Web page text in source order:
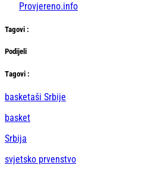
Provjereno.info
Tagovi :
Podijeli
Тagovi :
basketaši Srbije
basket
Srbija
svjetsko prvenstvo